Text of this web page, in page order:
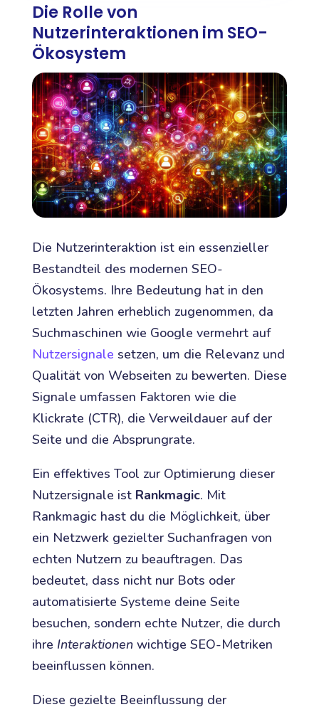
Die Rolle von
Nutzerinteraktionen im SEO-
Ökosystem
Die Nutzerinteraktion ist ein essenzieller
Bestandteil des modernen SEO-
Ökosystems. Ihre Bedeutung hat in den
letzten Jahren erheblich zugenommen, da
Suchmaschinen wie Google vermehrt auf
Nutzersignale setzen, um die Relevanz und
Qualität von Webseiten zu bewerten. Diese
Signale umfassen Faktoren wie die
Klickrate (CTR), die Verweildauer auf der
Seite und die Absprungrate.
Ein effektives Tool zur Optimierung dieser
Nutzersignale ist Rankmagic. Mit
Rankmagic hast du die Möglichkeit, über
ein Netzwerk gezielter Suchanfragen von
echten Nutzern zu beauftragen. Das
bedeutet, dass nicht nur Bots oder
automatisierte Systeme deine Seite
besuchen, sondern echte Nutzer, die durch
ihre Interaktionenwichtige SEO-Metriken
beeinflussen können.
Diese gezielte Beeinflussung der